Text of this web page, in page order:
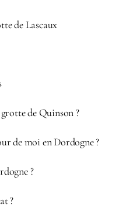
de Lascaux
grotte de Quinson ?
de moi en Dordogne ?
?
?